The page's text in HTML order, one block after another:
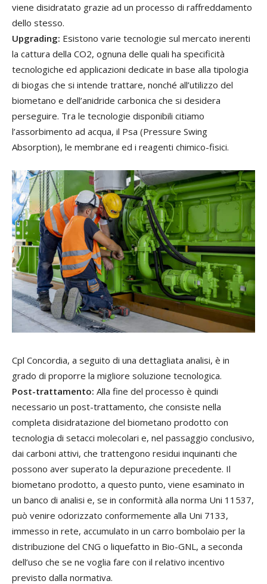
viene disidratato grazie ad un processo di raffreddamento
dello stesso.
Upgrading: Esistono varie tecnologie sul mercato inerenti
la cattura della CO2, ognuna delle quali ha specificità
tecnologiche ed applicazioni dedicate in base alla tipologia
di biogas che si intende trattare, nonché all’utilizzo del
biometano e dell’anidride carbonica che si desidera
perseguire. Tra le tecnologie disponibili citiamo
l’assorbimento ad acqua, il Psa (Pressure Swing
Absorption), le membrane ed i reagenti chimico-fisici.
Cpl Concordia, a seguito di una dettagliata analisi, è in
grado di proporre la migliore soluzione tecnologica.
Post-trattamento: Alla fine del processo è quindi
necessario un post-trattamento, che consiste nella
completa disidratazione del biometano prodotto con
tecnologia di setacci molecolari e, nel passaggio conclusivo,
dai carboni attivi, che trattengono residui inquinanti che
possono aver superato la depurazione precedente. Il
biometano prodotto, a questo punto, viene esaminato in
un banco di analisi e, se in conformità alla norma Uni 11537,
può venire odorizzato conformemente alla Uni 7133,
immesso in rete, accumulato in un carro bombolaio per la
distribuzione del CNG o liquefatto in Bio-GNL, a seconda
dell’uso che se ne voglia fare con il relativo incentivo
previsto dalla normativa.